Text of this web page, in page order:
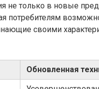
не только в новые
потребителям
своими
Обновленная